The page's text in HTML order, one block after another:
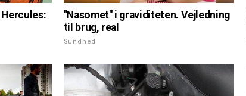
"Nasomet" i graviditeten. Vejledning
til brug, real
Sundhed